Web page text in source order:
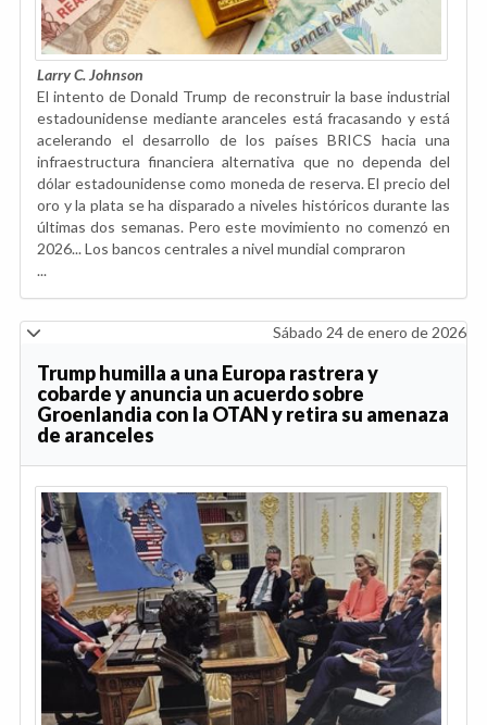
Larry C. Johnson
El intento de Donald Trump de reconstruir la base industrial
estadounidense mediante aranceles está fracasando y está
acelerando el desarrollo de los países BRICS hacia una
infraestructura financiera alternativa que no dependa del
dólar estadounidense como moneda de reserva. El precio del
oro y la plata se ha disparado a niveles históricos durante las
últimas dos semanas. Pero este movimiento no comenzó en
2026... Los bancos centrales a nivel mundial compraron
...
Sábado 24 de enero de 2026
Trump humilla a una Europa rastrera y
cobarde y anuncia un acuerdo sobre
Groenlandia con la OTAN y retira su amenaza
de aranceles